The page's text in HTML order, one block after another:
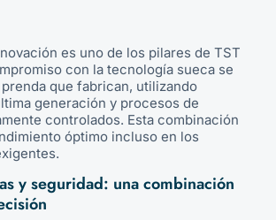
es uno de los pilares de TST
con la tecnología sueca se
que fabrican, utilizando
generación y procesos de
controlados. Esta combinación
óptimo incluso en los
y seguridad: una combinación